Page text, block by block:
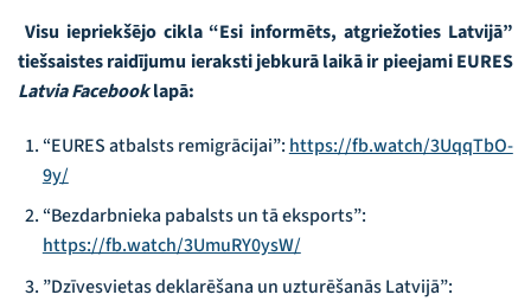
Visu iepriekšējo cikla “Esi informēts, atgriežoties Latvijā”
tiešsaistes raidījumu ieraksti jebkurā laikā ir pieejami EURES
Latvia Facebooklapā:
“EURES atbalsts remigrācijai”: https://fb.watch/3UqqTbO-
9y/
“Bezdarbnieka pabalsts un tā eksports”:
https://fb.watch/3UmuRY0ysW/
”Dzīvesvietas deklarēšana un uzturēšanās Latvijā”: